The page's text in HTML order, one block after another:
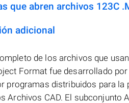
que abren archivos 123C
adicional
de los archivos que
Format fue desarrollado
programas distribuidos para
Archivos CAD. El subconjunto